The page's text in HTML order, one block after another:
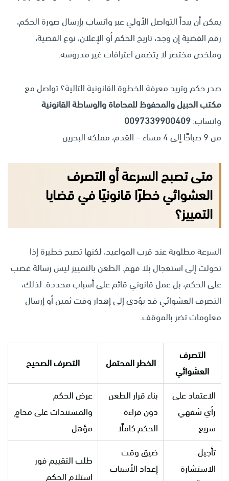
يمكن أن يبدأ التواصل الأولي عبر واتساب بإرسال صورة الحكم،
رقم القضية إن وجد، تاريخ الحكم أو الإعلان، نوع القضية،
وملخص مختصر لا يتضمن اعترافات غير مدروسة.
صدر حكم وتريد معرفة الخطوة القانونية التالية؟ تواصل مع
مكتب الحبيل والمحفوظ للمحاماة والوساطة القانونية
واتساب:0097339900409
من 9 صباحًا إلى 4 مساءً – القدم، مملكة البحرين
متى تصبح السرعة أو التصرف
العشوائي خطرًا قانونيًا في قضايا
التمييز؟
السرعة مطلوبة عند قرب المواعيد، لكنها تصبح خطيرة إذا
تحولت إلى استعجال بلا فهم. الطعن بالتمييز ليس رسالة غضب
على الحكم، بل عمل قانوني قائم على أسباب محددة. لذلك،
التصرف العشوائي قد يؤدي إلى إهدار وقت ثمين أو إرسال
معلومات تضر بالموقف.
التصرف
العشوائي
الخطر المحتمل التصرف الصحيح
الاعتماد على
رأي شفهي
سريع
بناء قرار الطعن
دون قراءة
الحكم كاملًا
عرض الحكم
والمستندات على محامٍ
مؤهل
تأجيل
الاستشارة
ضيق وقت
إعداد الأسباب
طلب التقييم فور
استلام الحكم